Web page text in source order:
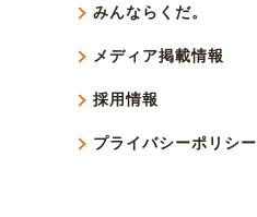
みんならくだ。
メディア掲載情報
採用情報
プライバシーポリシー